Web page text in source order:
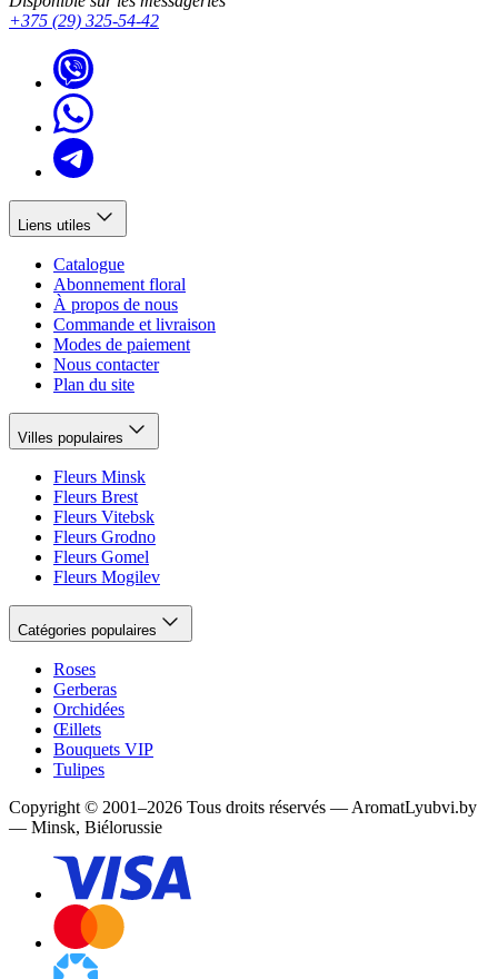
+375 (29) 325-54-42
Liens utiles
Catalogue
Abonnement floral
À propos de nous
Commande et livraison
Modes de paiement
Nous contacter
Plan du site
Villes populaires
Fleurs Minsk
Fleurs Brest
Fleurs Vitebsk
Fleurs Grodno
Fleurs Gomel
Fleurs Mogilev
Catégories populaires
Roses
Gerberas
Orchidées
Œillets
Bouquets VIP
Tulipes
Copyright © 2001–2026 Tous droits réservés — AromatLyubvi.by
— Minsk, Biélorussie